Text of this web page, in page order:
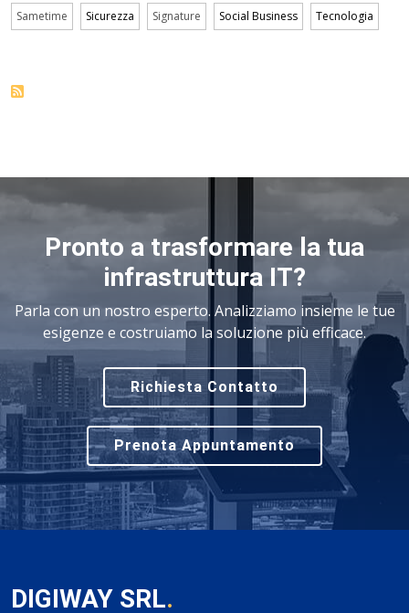
Sametime Sicurezza Signature Social Business Tecnologia
Pronto a trasformare la tua
infrastruttura IT?
Parla con un nostro esperto. Analizziamo insieme le tue
esigenze e costruiamo la soluzione più efficace.
Richiesta Contatto
Prenota Appuntamento
DIGIWAY SRL.